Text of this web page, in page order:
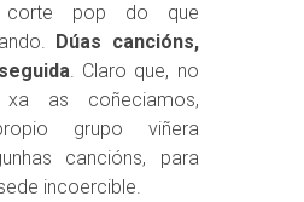
corte pop do que
Dúas cancións,
. Claro que, no
as coñeciamos,
grupo viñera
cancións, para
incoercible.